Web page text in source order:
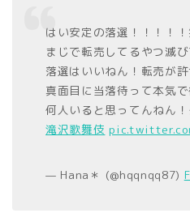
はい安定の落選！！！！！
まじで転売してるやつ滅び
落選はいいねん！転売が許
真面目に当落待って本気
何人いると思ってんねん！
滝沢歌舞伎
— Hana＊ (@hqqnqq87)